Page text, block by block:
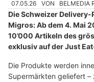
07.05.26 VON BELMEDIA
Die Schweizer
Migros: Ab dem 4. Mai
10’000 Artikeln des
exklusiv auf der Just
Die Produkte werden
Supermärkten geliefert